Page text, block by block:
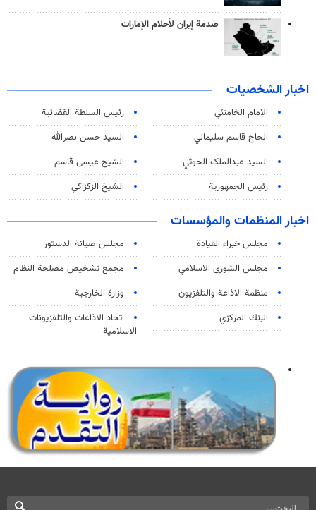
صدمة إيران لأحلام الإمارات
اخبار الشخصيات
الامام الخامنئي
رئیس السلطة القضائیة
الحاج قاسم سليماني
السيد حسن نصرالله
السید عبدالملک الحوثي
الشيخ عيسى قاسم
رئيس الجمهورية
الشيخ الزكزاكي
اخبار المنظمات والمؤسسات
مجلس خبراء القيادة
مجلس صيانة الدستور
مجلس الشورى الاسلامي
مجمع تشخيص مصلحة النظام
منظمة الاذاعة والتلفزیون
وزارة الخارجية
البنك المركزي
اتحاد الاذاعات والتلفزيونات
الاسلامية